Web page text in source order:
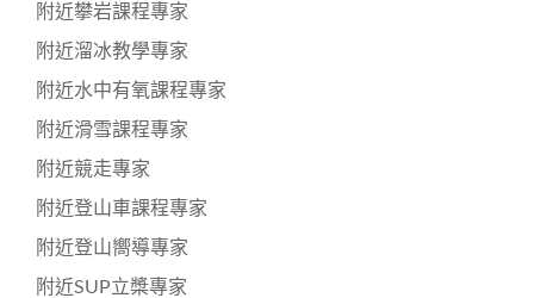
附近攀岩課程專家
附近溜冰教學專家
附近水中有氧課程專家
附近滑雪課程專家
附近競走專家
附近登山車課程專家
附近登山嚮導專家
附近SUP立槳專家